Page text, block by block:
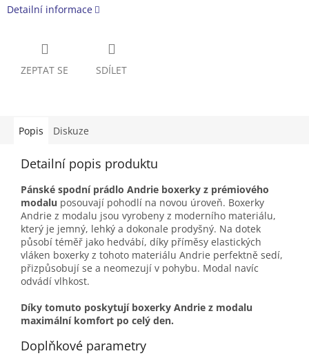
Detailní informace
ZEPTAT SE SDÍLET
Popis Diskuze
Detailní popis produktu
Pánské spodní prádlo Andrie boxerky z prémiového
modalu posouvají pohodlí na novou úroveň. Boxerky
Andrie z modalu jsou vyrobeny z moderního materiálu,
který je jemný, lehký a dokonale prodyšný. Na dotek
působí téměř jako hedvábí, díky příměsy elastických
vláken boxerky z tohoto materiálu Andrie perfektně sedí,
přizpůsobují se a neomezují v pohybu. Modal navíc
odvádí vlhkost.
Díky tomuto poskytují boxerky Andrie z modalu
maximální komfort po celý den.
Doplňkové parametry